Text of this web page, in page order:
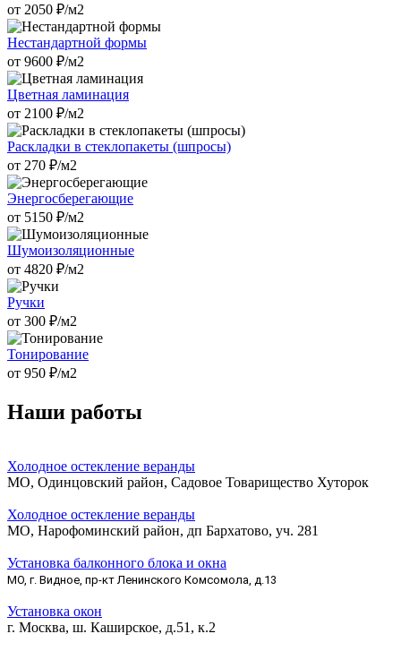
от 2050 ₽/м2
Нестандартной формы
от 9600 ₽/м2
Цветная ламинация
от 2100 ₽/м2
Раскладки в стеклопакеты (шпросы)
от 270 ₽/м2
Энергосберегающие
от 5150 ₽/м2
Шумоизоляционные
от 4820 ₽/м2
Ручки
от 300 ₽/м2
Тонирование
от 950 ₽/м2
Наши работы
Холодное остекление веранды
МО, Одинцовский район, Садовое Товарищество Хуторок
Холодное остекление веранды
МО, Нарофоминский район, дп Бархатово, уч. 281
Установка балконного блока и окна
МО, г. Видное, пр-кт Ленинского Комсомола, д.13
Установка окон
г. Москва, ш. Каширское, д.51, к.2